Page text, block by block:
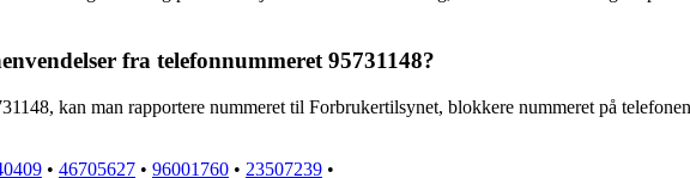
fra telefonnummeret 95731148?
kan man rapportere nummeret til Forbrukertilsynet, blokkere nummeret på
• 46705627 • 96001760 • 23507239 •